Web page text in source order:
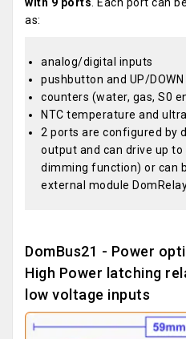
as:
analog/digital inputs
pushbutton and UP/
counters (water, gas, S0
NTC temperature and
2 ports are configured by
output and can drive up
dimming function) or can
external module
DomBus21 - Power
High Power latching
low voltage inputs